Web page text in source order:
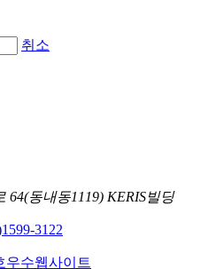
취소
64(동내동1119) KERIS빌딩
1599-3122